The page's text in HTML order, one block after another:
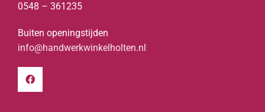
0548 – 361235
Buiten openingstijden
info@handwerkwinkelholten.nl